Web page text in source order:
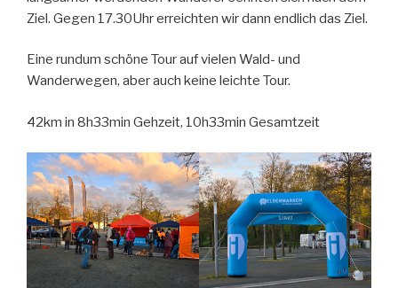
Ziel. Gegen 17.30Uhr erreichten wir dann endlich das Ziel.
Eine rundum schöne Tour auf vielen Wald- und
Wanderwegen, aber auch keine leichte Tour.
42km in 8h33min Gehzeit, 10h33min Gesamtzeit